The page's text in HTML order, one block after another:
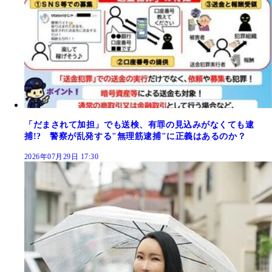
「だまされて加担」でも送検、有罪の見込みがなくても逮
捕!? 警察が乱発する"無理筋逮捕"に正義はあるのか？
2026年07月29日 17:30